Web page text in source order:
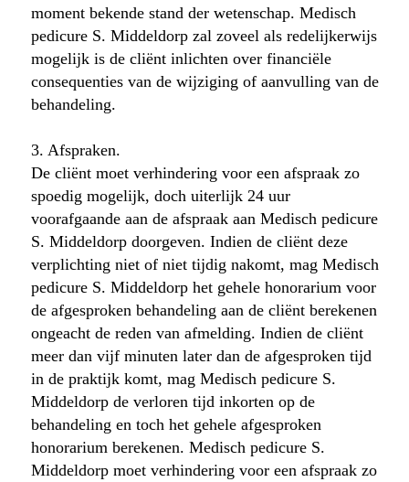
moment bekende stand der wetenschap. Medisch
pedicure S. Middeldorp zal zoveel als redelijkerwijs
mogelijk is de cliënt inlichten over financiële
consequenties van de wijziging of aanvulling van de
behandeling.
3. Afspraken.
De cliënt moet verhindering voor een afspraak zo
spoedig mogelijk, doch uiterlijk 24 uur
voorafgaande aan de afspraak aan Medisch pedicure
S. Middeldorp doorgeven. Indien de cliënt deze
verplichting niet of niet tijdig nakomt, mag Medisch
pedicure S. Middeldorp het gehele honorarium voor
de afgesproken behandeling aan de cliënt berekenen
ongeacht de reden van afmelding. Indien de cliënt
meer dan vijf minuten later dan de afgesproken tijd
in de praktijk komt, mag Medisch pedicure S.
Middeldorp de verloren tijd inkorten op de
behandeling en toch het gehele afgesproken
honorarium berekenen. Medisch pedicure S.
Middeldorp moet verhindering voor een afspraak zo